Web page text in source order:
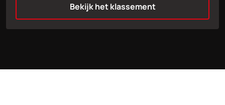
Bekijk het klassement